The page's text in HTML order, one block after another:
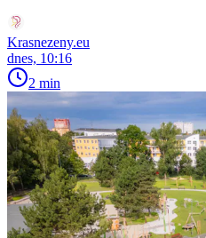
Krasnezeny.eu
dnes, 10:16
2 min